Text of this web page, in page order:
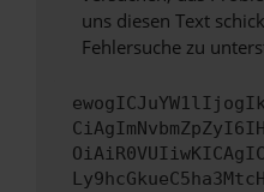
uns diesen Text
Fehlersuche zu